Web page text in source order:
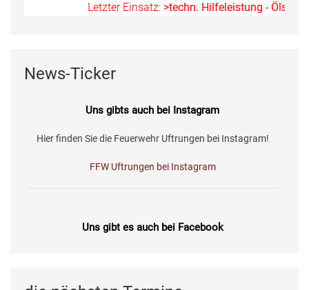
Letzter Einsatz:>techn. Hilfeleistung - Ölspur<
News-Ticker
Uns gibts auch bei Instagram
Hier finden Sie die Feuerwehr Uftrungen bei Instagram!
FFW Uftrungen bei Instagram
Uns gibt es auch bei Facebook
Feuerwehr Uftrungen bei Facebook